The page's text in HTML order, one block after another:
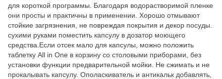
для короткой программы. Благодаря водорастворимой пленке
они просты и практичны в применении. Хорошо отмывают
стойкие загрязнения, не повреждая покрытия и декор посуды.
сухими руками поместить капсулу в дозатор моющего
средства.Если отсек мало для капсулы, можно положить
таблетку All in One в корзину со столовыми приборами, без
установки функции предварительной мойки. Не сжимать и не
прокалывать капсулу. Ополаскиватель и антикальк добавлять,